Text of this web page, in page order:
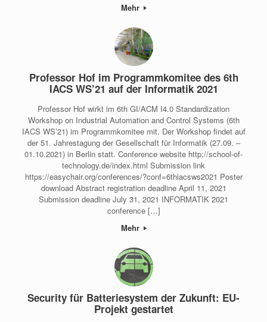
Mehr
Professor Hof im Programmkomitee des 6th
IACS WS’21 auf der Informatik 2021
Professor Hof wirkt im 6th GI/ACM I4.0 Standardization
Workshop on Industrial Automation and Control Systems (6th
IACS WS’21) im Programmkomitee mit. Der Workshop findet auf
der 51. Jahrestagung der Gesellschaft für Informatik (27.09. –
01.10.2021) in Berlin statt. Conference website http://school-of-
technology.de/index.html Submission link
https://easychair.org/conferences/?conf=6thiacsws2021 Poster
download Abstract registration deadline April 11, 2021
Submission deadline July 31, 2021 INFORMATIK 2021
conference […]
Mehr
Security für Batteriesystem der Zukunft: EU-
Projekt gestartet